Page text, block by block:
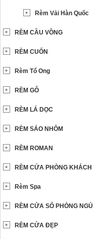
Rèm Vải Hàn Quốc
RÈM CẦU VỒNG
RÈM CUỐN
Rèm Tổ Ong
RÈM GỖ
RÈM LÁ DỌC
RÈM SÁO NHÔM
RÈM ROMAN
RÈM CỬA PHÒNG KHÁCH
Rèm Spa
RÈM CỬA SỔ PHÒNG NGỦ
RÈM CỬA ĐẸP